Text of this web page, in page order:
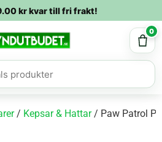
krkvar till fri frakt!
0
/ Kepsar & Hattar/ Paw Patrol